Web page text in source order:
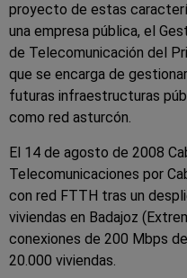
proyecto de estas
una empresa pública, el
de Telecomunicación del
que se encarga de
futuras infraestructuras
como red asturcón.
El 14 de agosto de 2008
Telecomunicaciones por
con red FTTH tras un
viviendas en Badajoz
conexiones de 200 Mbps
20.000 viviendas.